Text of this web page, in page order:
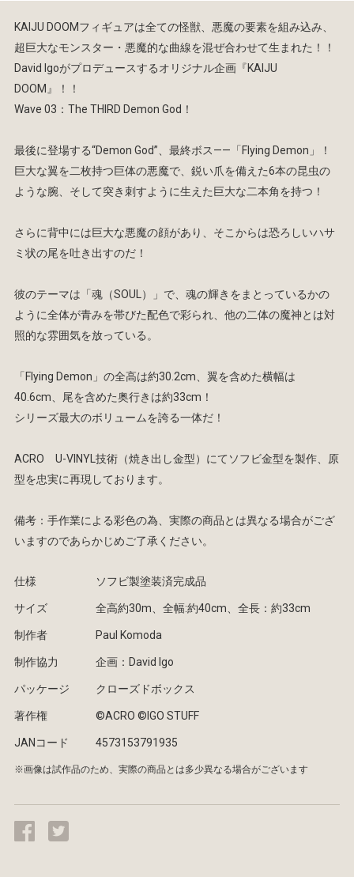
KAIJU DOOMフィギュアは全ての怪獣、悪魔の要素を組み込み、
超巨大なモンスター・悪魔的な曲線を混ぜ合わせて生まれた！！
David Igoがプロデュースするオリジナル企画『KAIJU
DOOM』！！
Wave 03：The THIRD Demon God！
最後に登場する“Demon God”、最終ボス——「Flying Demon」！
巨大な翼を二枚持つ巨体の悪魔で、鋭い爪を備えた6本の昆虫の
ような腕、そして突き刺すように生えた巨大な二本角を持つ！
さらに背中には巨大な悪魔の顔があり、そこからは恐ろしいハサ
ミ状の尾を吐き出すのだ！
彼のテーマは「魂（SOUL）」で、魂の輝きをまとっているかの
ように全体が青みを帯びた配色で彩られ、他の二体の魔神とは対
照的な雰囲気を放っている。
「Flying Demon」の全高は約30.2cm、翼を含めた横幅は
40.6cm、尾を含めた奥行きは約33cm！
シリーズ最大のボリュームを誇る一体だ！
ACRO U-VINYL技術（焼き出し金型）にてソフビ金型を製作、原
型を忠実に再現しております。
備考：手作業による彩色の為、実際の商品とは異なる場合がござ
いますのであらかじめご了承ください。
仕様 ソフビ製塗装済完成品
サイズ 全高約30m、全幅:約40cm、全長：約33cm
制作者 Paul Komoda
制作協力 企画：David Igo
パッケージ クローズドボックス
著作権 ©ACRO ©IGO STUFF
JANコード 4573153791935
※画像は試作品のため、実際の商品とは多少異なる場合がございます